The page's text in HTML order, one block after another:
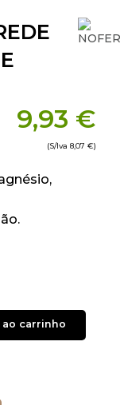
9,93 €
(S/Iva 8,07 €)
carrinho